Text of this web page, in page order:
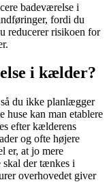
badeværelse i
fordi du
reducerer risikoen for
i kælder?
du ikke planlægger
huse kan man etablere
efter kælderens
og ofte højere
er, at jo mere
der tænkes i
overhovedet giver